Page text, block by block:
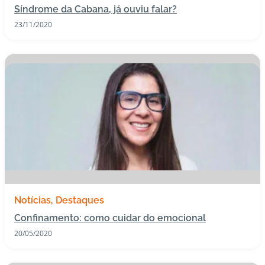
s
d
s
e
p
B
g
Síndrome da Cabana, já ouviu falar?
23/11/2020
Notícias Destaques
Confinamento: como cuidar do emocional
20/05/2020